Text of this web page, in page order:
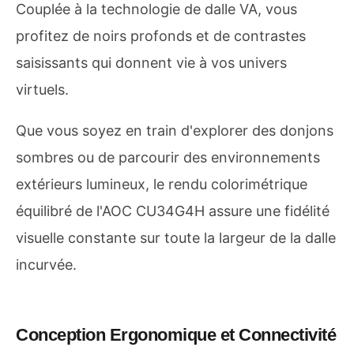
Couplée à la technologie de dalle VA, vous
profitez de noirs profonds et de contrastes
saisissants qui donnent vie à vos univers
virtuels.
Que vous soyez en train d'explorer des donjons
sombres ou de parcourir des environnements
extérieurs lumineux, le rendu colorimétrique
équilibré de l'AOC CU34G4H assure une fidélité
visuelle constante sur toute la largeur de la dalle
incurvée.
Conception Ergonomique et Connectivité